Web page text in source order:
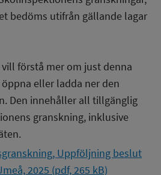
bedöms utifrån gällande lagar
förstå mer om just denna
eller ladda ner den
Den innehåller all tillgänglig
granskning, inklusive
Uppföljning beslut
2025 (pdf, 265 kB)